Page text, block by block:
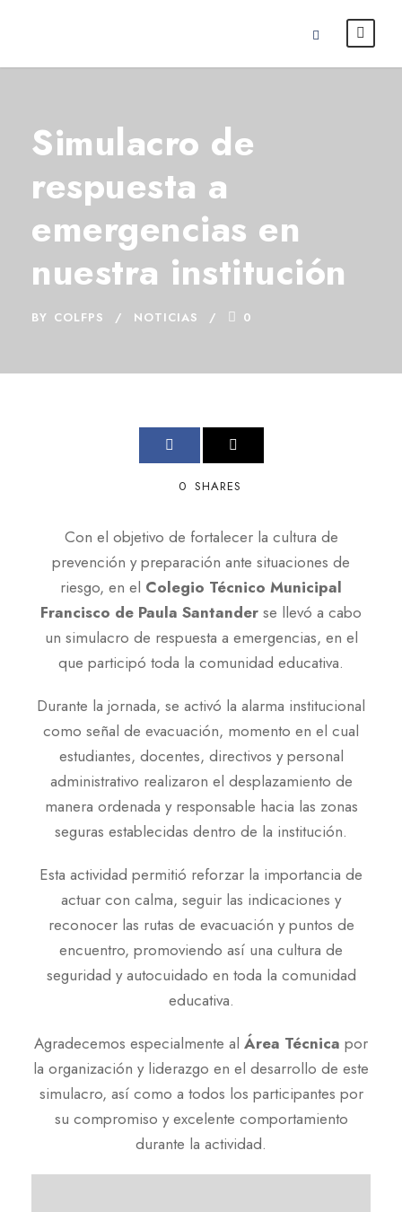
Simulacro de
respuesta a
emergencias en
nuestra institución
BY COLFPS NOTICIAS 0
0 SHARES
Con el objetivo de fortalecer la cultura de
prevención y preparación ante situaciones de
riesgo, en el Colegio Técnico Municipal
Francisco de Paula Santander se llevó a cabo
un simulacro de respuesta a emergencias, en el
que participó toda la comunidad educativa.
Durante la jornada, se activó la alarma institucional
como señal de evacuación, momento en el cual
estudiantes, docentes, directivos y personal
administrativo realizaron el desplazamiento de
manera ordenada y responsable hacia las zonas
seguras establecidas dentro de la institución.
Esta actividad permitió reforzar la importancia de
actuar con calma, seguir las indicaciones y
reconocer las rutas de evacuación y puntos de
encuentro, promoviendo así una cultura de
seguridad y autocuidado en toda la comunidad
educativa.
Agradecemos especialmente al Área Técnica por
la organización y liderazgo en el desarrollo de este
simulacro, así como a todos los participantes por
su compromiso y excelente comportamiento
durante la actividad.